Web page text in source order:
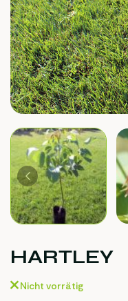
HARTLEY
Nicht vorrätig